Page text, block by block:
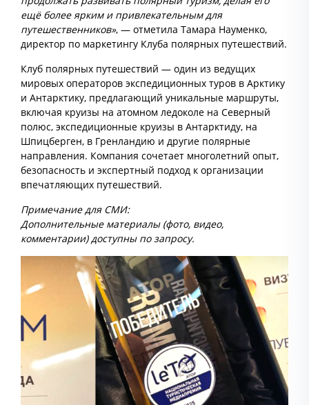
ещё более ярким и привлекательным для
путешественников», — отметила Тамара Науменко,
директор по маркетингу Клуба полярных путешествий.
Клуб полярных путешествий — один из ведущих
мировых операторов экспедиционных туров в Арктику
и Антарктику, предлагающий уникальные маршруты,
включая круизы на атомном ледоколе на Северный
полюс, экспедиционные круизы в Антарктиду, на
Шпицберген, в Гренландию и другие полярные
направления. Компания сочетает многолетний опыт,
безопасность и экспертный подход к организации
впечатляющих путешествий.
Примечание для СМИ:
Дополнительные материалы (фото, видео,
комментарии) доступны по запросу.